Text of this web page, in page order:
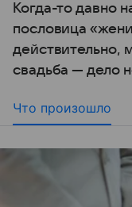
Когда-то давно
пословица
действительно,
свадьба — дело
Что произошло